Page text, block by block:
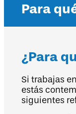
Para
¿Para
Si trabajas
estás
siguientes